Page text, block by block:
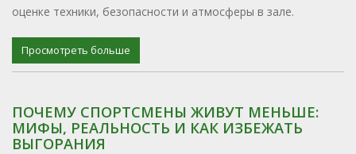
оценке техники, безопасности и атмосферы в зале.
Просмотреть больше
ПОЧЕМУ СПОРТСМЕНЫ ЖИВУТ МЕНЬШЕ:
МИФЫ, РЕАЛЬНОСТЬ И КАК ИЗБЕЖАТЬ
ВЫГОРАНИЯ